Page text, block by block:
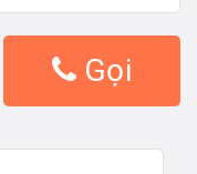
Gọi